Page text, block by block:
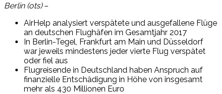
Berlin (ots)–
AirHelp analysiert verspätete und ausgefallene Flüge
an deutschen Flughäfen im Gesamtjahr 2017
In Berlin-Tegel, Frankfurt am Main und Düsseldorf
war jeweils mindestens jeder vierte Flug verspätet
oder fiel aus
Flugreisende in Deutschland haben Anspruch auf
finanzielle Entschädigung in Höhe von insgesamt
mehr als 430 Millionen Euro